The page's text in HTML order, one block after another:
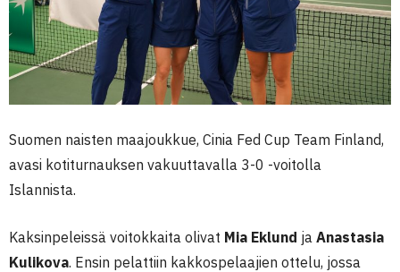
Suomen naisten maajoukkue, Cinia Fed Cup Team Finland,
avasi kotiturnauksen vakuuttavalla 3-0 -voitolla
Islannista.
Kaksinpeleissä voitokkaita olivat Mia Eklund ja Anastasia
Kulikova. Ensin pelattiin kakkospelaajien ottelu, jossa